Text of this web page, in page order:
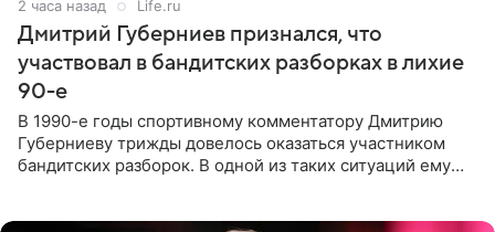
2 часа назад Life.ru
Дмитрий Губерниев признался, что
участвовал в бандитских разборках в лихие
90-е
В 1990-е годы спортивному комментатору Дмитрию
Губерниеву трижды довелось оказаться участником
бандитских разборок. В одной из таких ситуаций ему